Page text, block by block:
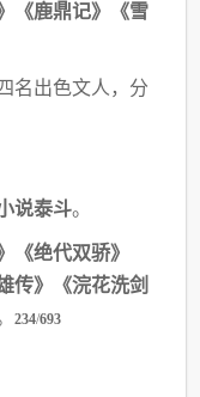
《鹿鼎记》《雪
名出色文人，分
说泰斗。
《绝代双骄》
传》
《浣花洗剑
234/693